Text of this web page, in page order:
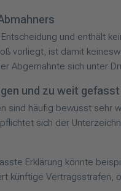
und enthält
vorliegt, ist damit
Abgemahnte sich unter
und zu weit gefasst
sind häufig bewusst
sich der
Erklärung könnte
künftige Vertragsstrafen,